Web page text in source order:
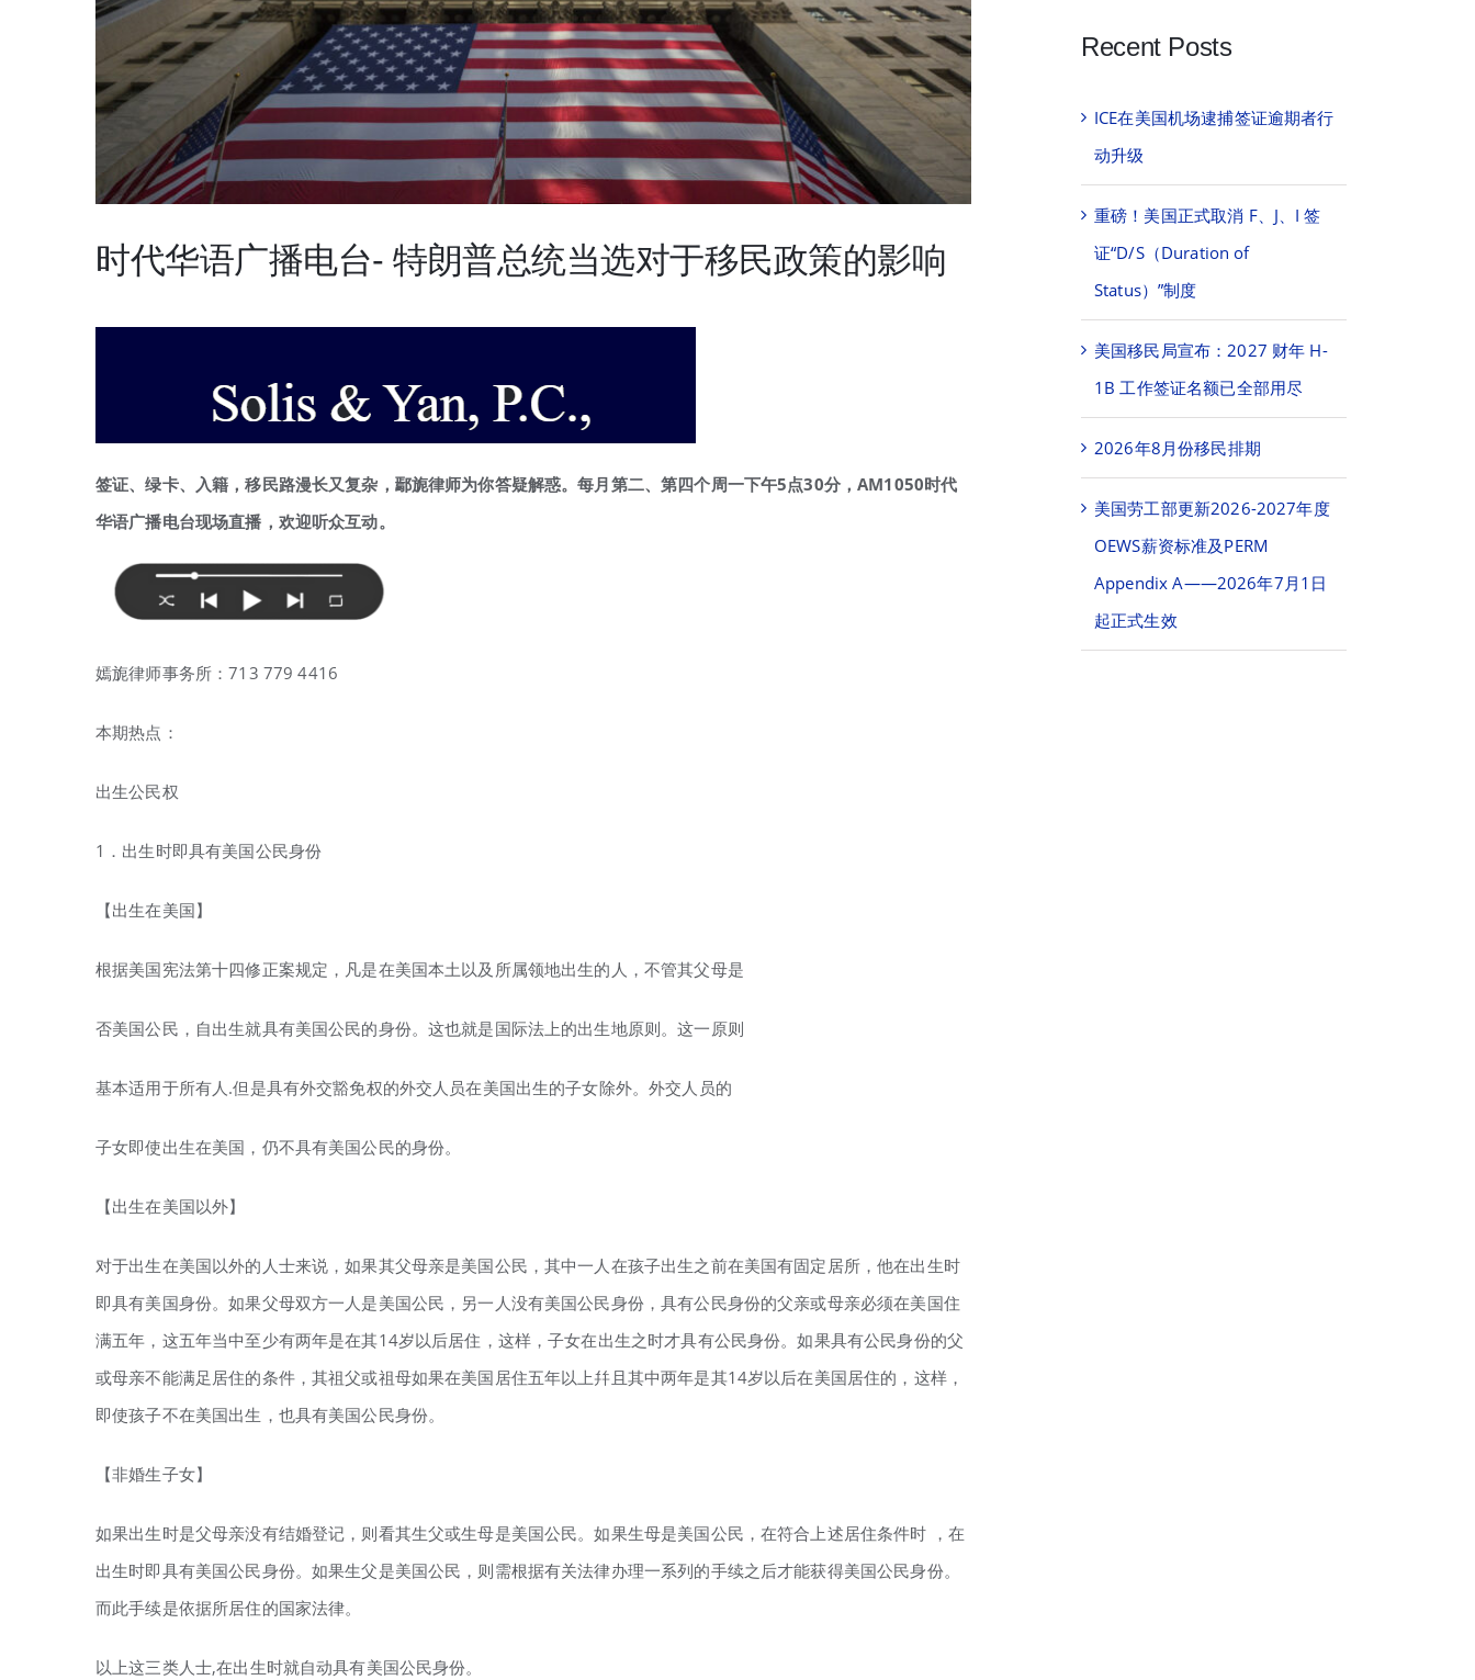
时代华语广播电台- 特朗普总统当选对于移民政策的影响
签证、绿卡、入籍，移民路漫长又复杂，鄢旎律师为你答疑解惑。每月第二、第四个周一下午5点30分，AM1050时代
华语广播电台现场直播，欢迎听众互动。
嫣旎律师事务所：713 779 4416
本期热点：
出生公民权
1．出生时即具有美国公民身份
【出生在美国】
根据美国宪法第十四修正案规定，凡是在美国本土以及所属领地出生的人，不管其父母是
否美国公民，自出生就具有美国公民的身份。这也就是国际法上的出生地原则。这一原则
基本适用于所有人.但是具有外交豁免权的外交人员在美国出生的子女除外。外交人员的
子女即使出生在美国，仍不具有美国公民的身份。
【出生在美国以外】
对于出生在美国以外的人士来说，如果其父母亲是美国公民，其中一人在孩子出生之前在美国有固定居所，他在出生时
即具有美国身份。如果父母双方一人是美国公民，另一人没有美国公民身份，具有公民身份的父亲或母亲必须在美国住
满五年，这五年当中至少有两年是在其14岁以后居住，这样，子女在出生之时才具有公民身份。如果具有公民身份的父
或母亲不能满足居住的条件，其祖父或祖母如果在美国居住五年以上幷且其中两年是其14岁以后在美国居住的，这样，
即使孩子不在美国出生，也具有美国公民身份。
【非婚生子女】
如果出生时是父母亲没有结婚登记，则看其生父或生母是美国公民。如果生母是美国公民，在符合上述居住条件时 ，在
出生时即具有美国公民身份。如果生父是美国公民，则需根据有关法律办理一系列的手续之后才能获得美国公民身份。
而此手续是依据所居住的国家法律。
以上这三类人士,在出生时就自动具有美国公民身份。
Recent Posts
ICE在美国机场逮捕签证逾期者行
动升级
重磅！美国正式取消 F、J、I 签
证“D/S（Duration of
Status）”制度
美国移民局宣布：2027 财年 H-
1B 工作签证名额已全部用尽
2026年8月份移民排期
美国劳工部更新2026-2027年度
OEWS薪资标准及PERM
Appendix A——2026年7月1日
起正式生效